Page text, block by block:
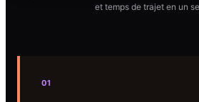
et temps de trajet en un
01